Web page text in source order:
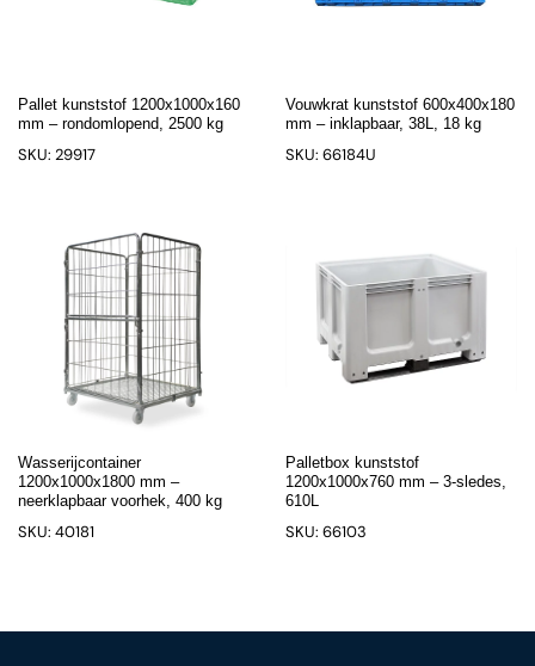
Pallet kunststof 1200x1000x160
mm – rondomlopend, 2500 kg
SKU: 29917
Vouwkrat kunststof 600x400x180
mm – inklapbaar, 38L, 18 kg
SKU: 66184U
Wasserijcontainer
1200x1000x1800 mm –
neerklapbaar voorhek, 400 kg
SKU: 40181
Palletbox kunststof
1200x1000x760 mm – 3-sledes,
610L
SKU: 66103